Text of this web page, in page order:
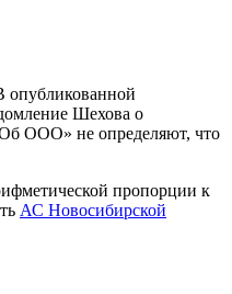
опубликованной
Шехова о
ООО» не определяют, что
пропорции к
АС Новосибирской